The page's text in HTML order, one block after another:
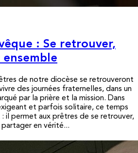
: Se retrouver,
ensemble
de notre diocèse se retrouveront
des journées fraternelles, dans un
par la prière et la mission. Dans
et parfois solitaire, ce temps
il permet aux prêtres de se retrouver,
en vérité...